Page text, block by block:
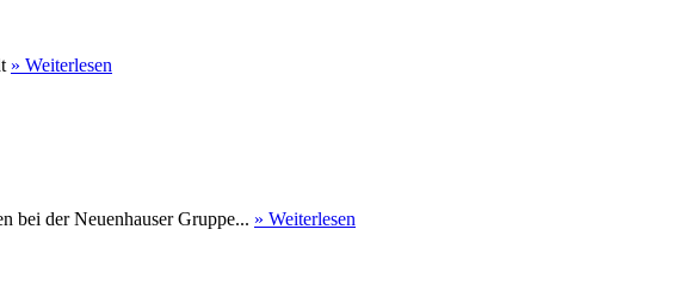
» Weiterlesen
bei der Neuenhauser Gruppe... » Weiterlesen